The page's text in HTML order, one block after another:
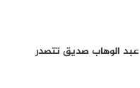
عبد الوهاب صديق تتصدر